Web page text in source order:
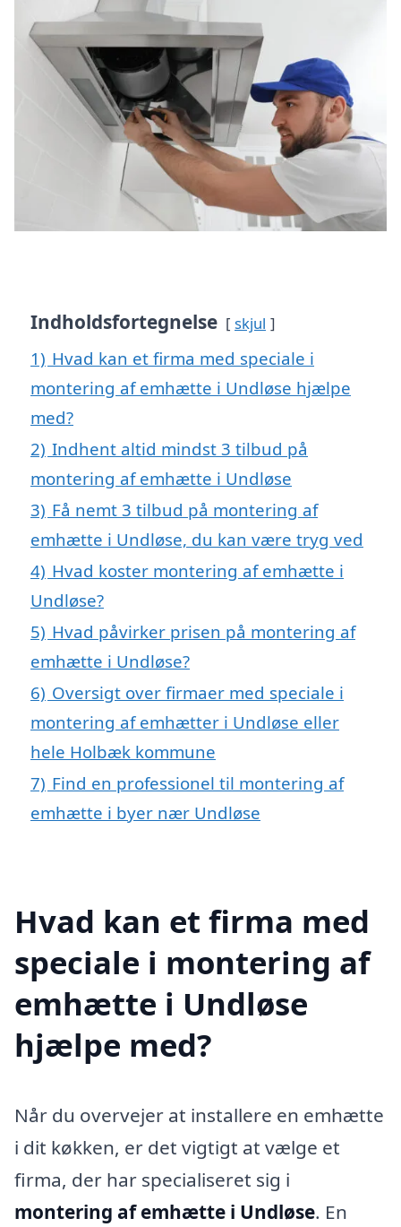
Indholdsfortegnelse skjul
1) Hvad kan et firma med speciale i
montering af emhætte i Undløse hjælpe
med?
2) Indhent altid mindst 3 tilbud på
montering af emhætte i Undløse
3) Få nemt 3 tilbud på montering af
emhætte i Undløse, du kan være tryg ved
4) Hvad koster montering af emhætte i
Undløse?
5) Hvad påvirker prisen på montering af
emhætte i Undløse?
6) Oversigt over firmaer med speciale i
montering af emhætter i Undløse eller
hele Holbæk kommune
7) Find en professionel til montering af
emhætte i byer nær Undløse
Hvad kan et firma med
speciale i montering af
emhætte i Undløse
hjælpe med?
Når du overvejer at installere en emhætte
i dit køkken, er det vigtigt at vælge et
firma, der har specialiseret sig i
montering af emhætte i Undløse. En